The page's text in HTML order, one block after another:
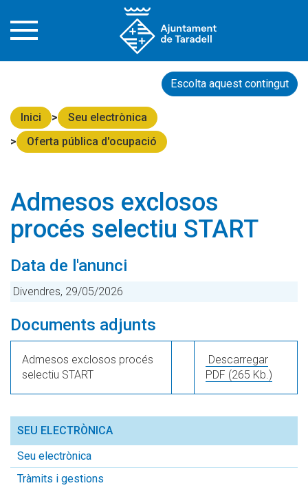
Escolta aquest contingut
Inici
Seu electrònica
Oferta pública d'ocupació
Admesos exclosos
procés selectiu START
Data de l'anunci
Divendres, 29/05/2026
Documents adjunts
Admesos exclosos procés
selectiu START
Descarregar
PDF (265 Kb.)
SEU ELECTRÒNICA
Seu electrònica
Tràmits i gestions